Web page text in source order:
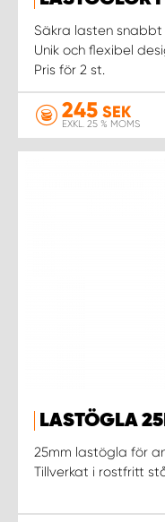
Säkra lasten
Unik och flexibel
Pris för 2 st.
245 SEK
EXKL. 25 % MOMS
LASTÖGLA
25mm lastögla för
Tillverkat i rostfritt
WORK SYSTEM SKELLEFTEÅ